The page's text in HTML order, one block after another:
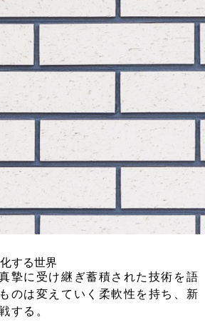
する世界
摯に受け継ぎ蓄積された技術を語
のは変えていく柔軟性を持ち、新
する。